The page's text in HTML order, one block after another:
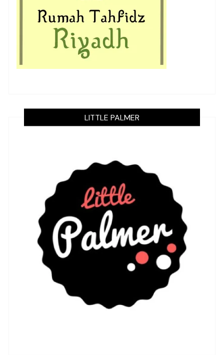
LITTLE PALMER